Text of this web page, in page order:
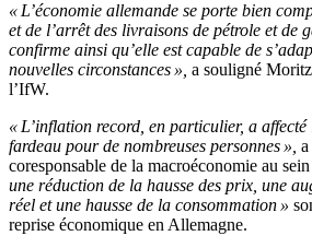
« L’économie allemande se porte bien
et de l’arrêt des livraisons de pétrole et de
confirme ainsi qu’elle est capable de
nouvelles circonstances », a souligné
l’IfW.
« L’inflation record, en particulier, a affecté
fardeau pour de nombreuses personnes »,
coresponsable de la macroéconomie au
une réduction de la hausse des prix, une
réel et une hausse de la consommation »
reprise économique en Allemagne.